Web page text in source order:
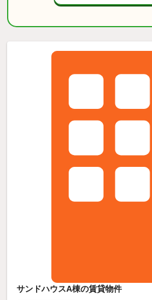
サンドハウスA棟の賃貸物件